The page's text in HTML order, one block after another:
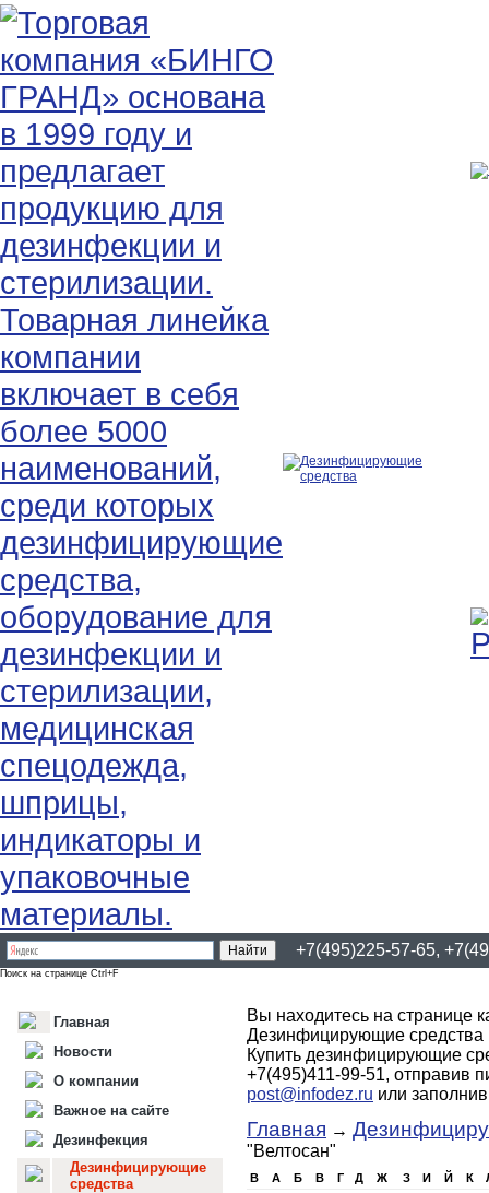
+7(495)225-57-65,
Поиск на странице Ctrl+F
Главная
Новости
О компании
Важное на сайте
Дезинфекция
Дезинфицирующие
средства
Вы находитесь на странице
Дезинфицирующие средства
Купить дезинфицирующие
+7(495)411-99-51, отправив
post@infodez.ru или
Главная →
"Велтосан"
B А Б В Г Д Ж З И Й К